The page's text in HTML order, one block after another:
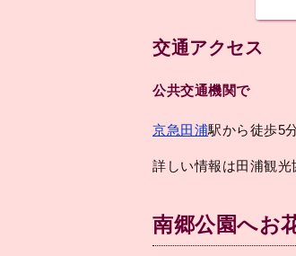
交通アクセス
公共交通機関で
京急田浦駅から徒歩5
詳しい情報は田浦観
南郷公園へお